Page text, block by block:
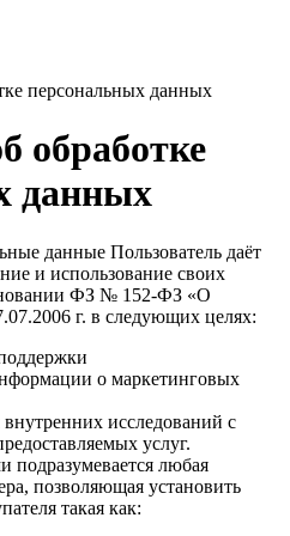
персональных данных
обработке
данных
данные Пользователь даёт
и использование своих
ФЗ № 152-ФЗ «О
г. в следующих целях:
о маркетинговых
исследований с
услуг.
любая
позволяющая установить
такая как: